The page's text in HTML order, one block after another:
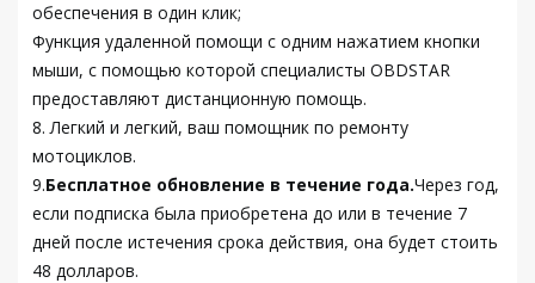
обеспечения в один клик;
Функция удаленной помощи с одним нажатием кнопки
мыши, с помощью которой специалисты OBDSTAR
предоставляют дистанционную помощь.
8. Легкий и легкий, ваш помощник по ремонту
мотоциклов.
9.Бесплатное обновление в течение года.Через год,
если подписка была приобретена до или в течение 7
дней после истечения срока действия, она будет стоить
48 долларов.